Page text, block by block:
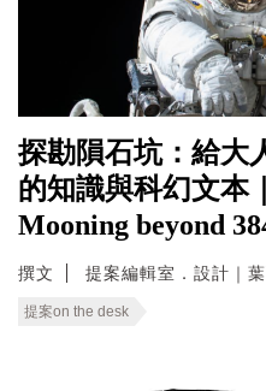
探勘隕石坑：給大
的知識與科幻文本
Mooning beyond
撰文 提案編輯室．設計｜
提案on the desk